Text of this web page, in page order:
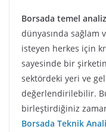
Borsada temel analiz
dünyasında sağlam
isteyen herkes için
sayesinde bir
sektördeki yeri ve
değerlendirilebilir.
birleştirdiğiniz
Borsada Teknik